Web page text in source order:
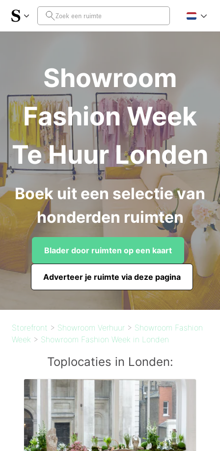
Showroom
Fashion Week
Te Huur Londen
Boek uit een selectie van
honderden ruimten
Blader door ruimten op een kaart
Adverteer je ruimte via deze pagina
Storefront > Showroom Verhuur > Showroom Fashion
Week > Showroom Fashion Week in Londen
Toplocaties in Londen: